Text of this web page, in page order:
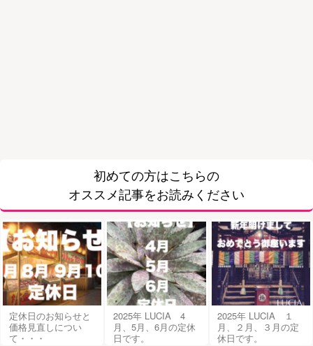
初めての方はこちらの
オススメ記事をお読みください
定休日のお知らせと
価格見直しについ
て・・・
2025年 LUCIA 4
月、5月、6月の定休
日です。
2025年 LUCIA １
月、２月、３月の定
休日です。